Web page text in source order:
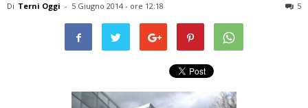
Di Terni Oggi - 5 Giugno 2014 - ore 12:18 5